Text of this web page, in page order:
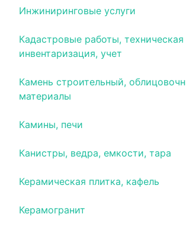
Инжиниринговые услуги
Кадастровые работы, техническая
инвентаризация, учет
Камень строительный,
материалы
Камины, печи
Канистры, ведра, емкости, тара
Керамическая плитка, кафель
Керамогранит